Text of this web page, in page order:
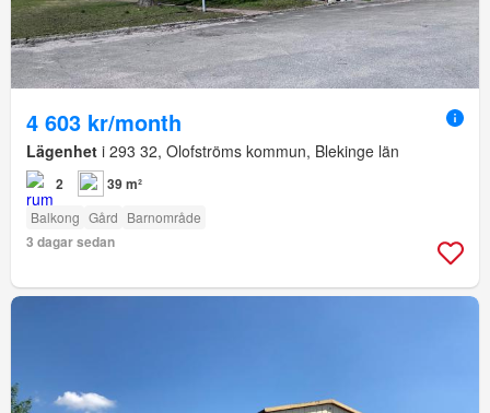
4 603 kr/month
Lägenhet i 293 32, Olofströms kommun, Blekinge län
2 39 m²
Balkong Gård Barnområde
3 dagar sedan